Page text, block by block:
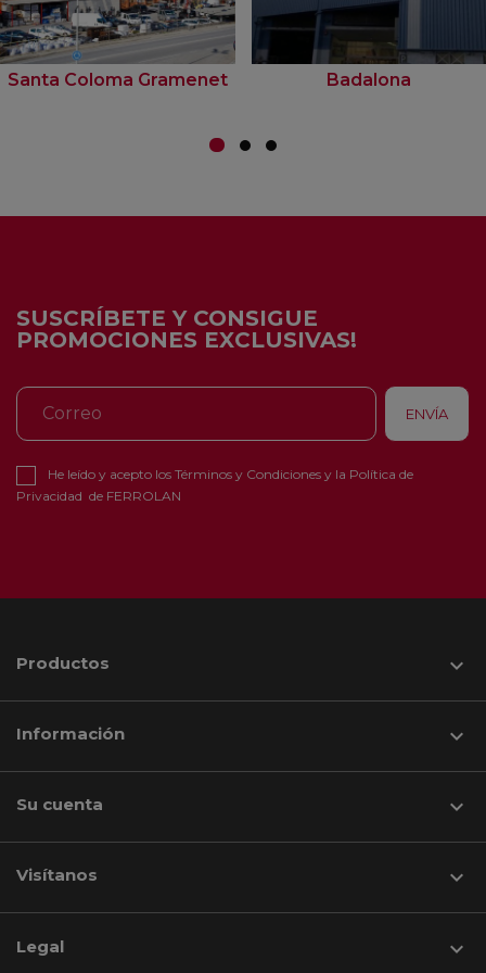
Santa Coloma Gramenet Badalona
SUSCRÍBETE Y CONSIGUE
PROMOCIONES EXCLUSIVAS!
He leído y acepto los Términos y Condiciones y la Política de
Privacidad de FERROLAN
Productos 
Información 
Su cuenta 
Visítanos keyboard_arrow_down
Legal 